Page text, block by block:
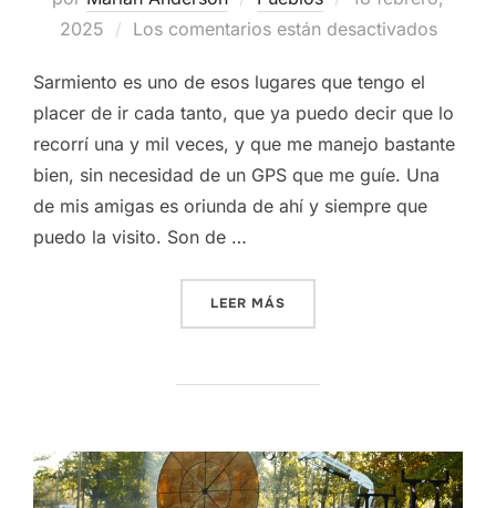
el
2025
Los comentarios están desactivados
Sarmiento es uno de esos lugares que tengo el
placer de ir cada tanto, que ya puedo decir que lo
recorrí una y mil veces, y que me manejo bastante
bien, sin necesidad de un GPS que me guíe. Una
de mis amigas es oriunda de ahí y siempre que
puedo la visito. Son de …
LEER MÁS